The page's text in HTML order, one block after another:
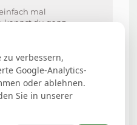
mal
kannst du ganz
zu verbessern,
Google-Analytics-
oder ablehnen.
Sie in unserer